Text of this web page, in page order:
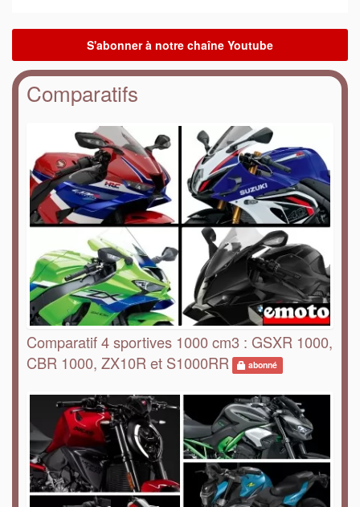
Comparatifs
Comparatif 4 sportives 1000 cm3 : GSXR 1000,
CBR 1000, ZX10R et S1000RR
abonné